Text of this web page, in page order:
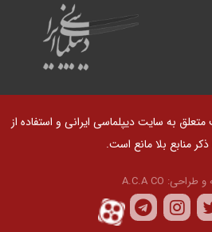
به سایت دیپلماسی ایرانی و استفاده از
منابع بلا مانع است.
و طراحی: A.C.A CO